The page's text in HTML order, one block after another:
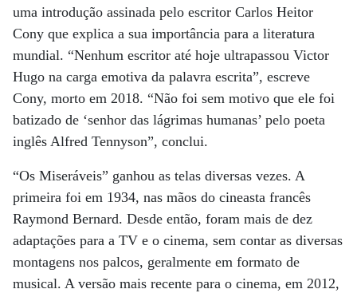
uma introdução assinada pelo escritor Carlos Heitor
Cony que explica a sua importância para a literatura
mundial. “Nenhum escritor até hoje ultrapassou Victor
Hugo na carga emotiva da palavra escrita”, escreve
Cony, morto em 2018. “Não foi sem motivo que ele foi
batizado de ‘senhor das lágrimas humanas’ pelo poeta
inglês Alfred Tennyson”, conclui.
“Os Miseráveis” ganhou as telas diversas vezes. A
primeira foi em 1934, nas mãos do cineasta francês
Raymond Bernard. Desde então, foram mais de dez
adaptações para a TV e o cinema, sem contar as diversas
montagens nos palcos, geralmente em formato de
musical. A versão mais recente para o cinema, em 2012,